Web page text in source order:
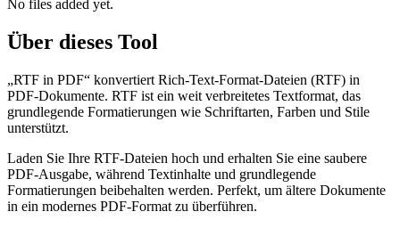
No files added yet.
Über dieses Tool
„RTF in PDF“ konvertiert Rich-Text-Format-Dateien (RTF) in
PDF-Dokumente. RTF ist ein weit verbreitetes Textformat, das
grundlegende Formatierungen wie Schriftarten, Farben und Stile
unterstützt.
Laden Sie Ihre RTF-Dateien hoch und erhalten Sie eine saubere
PDF-Ausgabe, während Textinhalte und grundlegende
Formatierungen beibehalten werden. Perfekt, um ältere Dokumente
in ein modernes PDF-Format zu überführen.